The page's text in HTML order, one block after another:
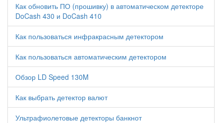
Как обновить ПО (прошивку) в автоматическом детекторе
DoCash 430 и DoCash 410
Как пользоваться инфракрасным детектором
Как пользоваться автоматическим детектором
Обзор LD Speed 130M
Как выбрать детектор валют
Ультрафиолетовые детекторы банкнот